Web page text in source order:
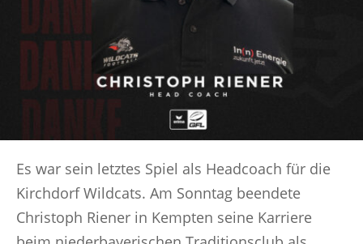
Es war sein letztes Spiel als Headcoach für die
Kirchdorf Wildcats. Am Sonntag beendete
Christoph Riener in Kempten seine Karriere